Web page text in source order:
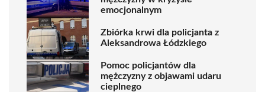
emocjonalnym
Zbiórka krwi dla policjanta z
Aleksandrowa Łódzkiego
Pomoc policjantów dla
mężczyzny z objawami udaru
cieplnego